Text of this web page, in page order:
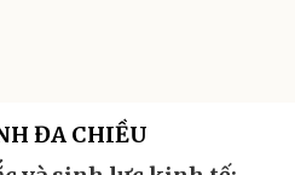
ĐA CHIỀU